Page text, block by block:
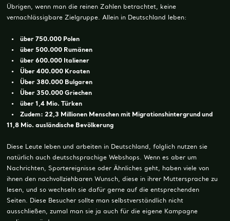
Übrigen, wenn man die reinen Zahlen betrachtet, keine
vernachlässigbare Zielgruppe. Allein in Deutschland leben:
• über 750.000 Polen
• über 500.000 Rumänen
• über 600.000 Italiener
• Über 400.000 Kroaten
• Über 380.000 Bulgaren
• Über 350.000 Griechen
• über 1,4 Mio. Türken
• Zudem: 22,3 Millionen Menschen mit Migrationshintergrund und
11,8 Mio. ausländische Bevölkerung
Diese Leute leben und arbeiten in Deutschland, folglich nutzen sie
natürlich auch deutschsprachige Webshops. Wenn es aber um
Nachrichten, Sportereignisse oder Ähnliches geht, haben viele von
ihnen den nachvollziehbaren Wunsch, diese in ihrer Muttersprache zu
lesen, und so wechseln sie dafür gerne auf die entsprechenden
Seiten. Diese Besucher sollte man selbstverständlich nicht
ausschließen, zumal man sie ja auch für die eigene Kampagne